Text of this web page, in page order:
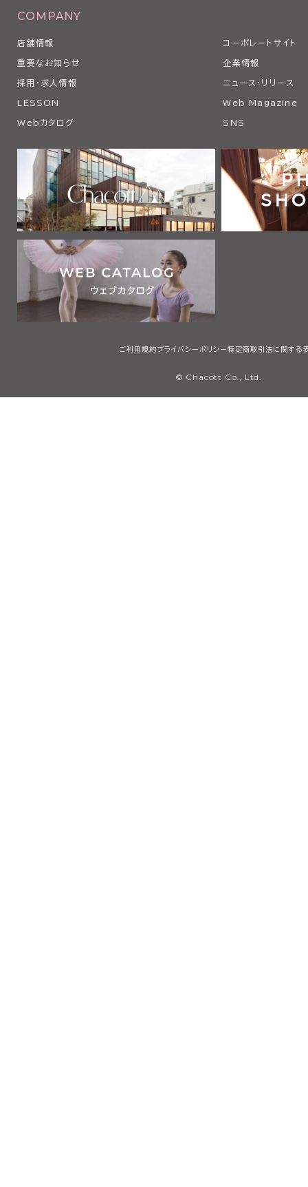
COMPANY
店舗情報 コーポレートサイト
重要なお知らせ 企業情報
採用・求人情報 ニュース・リリース
LESSON Web Magazine
Webカタログ SNS
ご利用規約プライバシーポリシー 特定商取引法に関する
© Chacott Co., Ltd.